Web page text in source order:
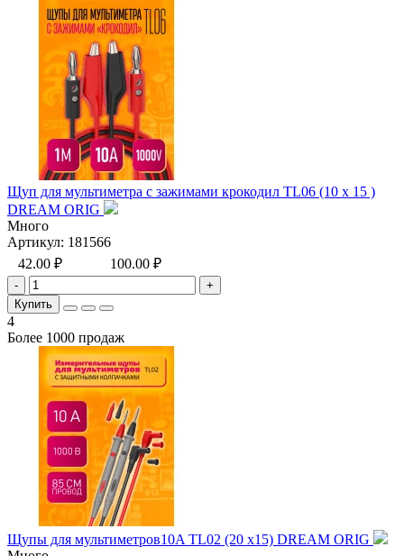
Щуп для мультиметра с зажимами крокодил TL06 (10 х 15 )
DREAM ORIG
Много
Артикул: 181566
42.00 ₽
100.00 ₽
-
+
Купить
4
Более 1000 продаж
Щупы для мультиметров10A TL02 (20 x15) DREAM ORIG